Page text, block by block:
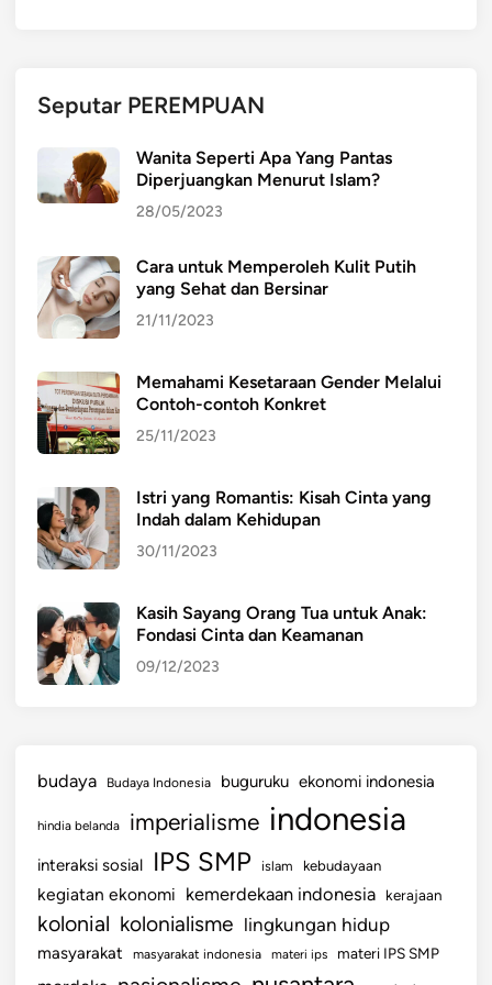
n
t
M
e
a
p
a
n
n
t
i
P
e
m
e
Seputar PEREMPUAN
Wanita Seperti Apa Yang Pantas
Diperjuangkan Menurut Islam?
28/05/2023
Cara untuk Memperoleh Kulit Putih
yang Sehat dan Bersinar
21/11/2023
Memahami Kesetaraan Gender Melalui
Contoh-contoh Konkret
25/11/2023
Istri yang Romantis: Kisah Cinta yang
Indah dalam Kehidupan
30/11/2023
Kasih Sayang Orang Tua untuk Anak:
Fondasi Cinta dan Keamanan
09/12/2023
budaya Budaya Indonesia buguruku ekonomi indonesia
hindia belanda imperialisme indonesia
interaksi sosial IPS SMP islam kebudayaan
kegiatan ekonomi kemerdekaan indonesia kerajaan
kolonial kolonialisme lingkungan hidup
masyarakat masyarakat indonesia materi ips materi IPS SMP